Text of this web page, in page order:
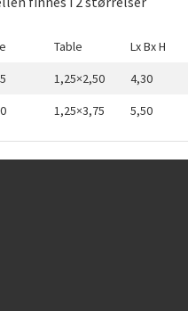
Table Lx Bx H
1,25×2,50 4,30
1,25×3,75 5,50